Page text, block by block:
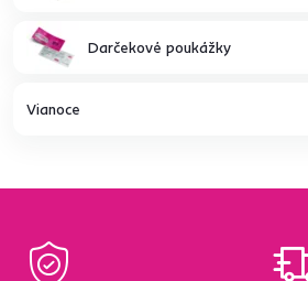
Darčekové poukážky
Vianoce